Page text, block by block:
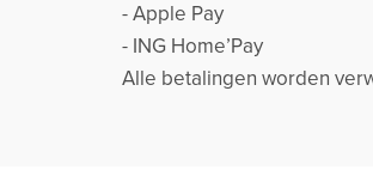
- Apple Pay
- ING Home’Pay
Alle betalingen worden